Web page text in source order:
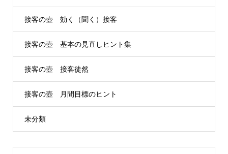
接客の壺 効く（聞く）接客
接客の壺 基本の見直しヒント集
接客の壺 接客徒然
接客の壺 月間目標のヒント
未分類